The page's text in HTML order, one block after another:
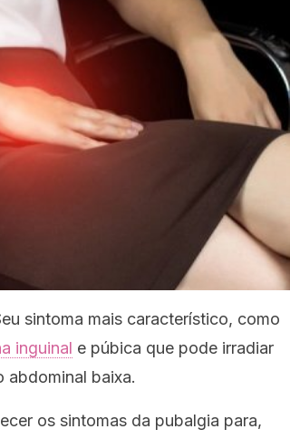
sintoma mais característico, como
inguinal e púbica que pode irradiar
abdominal baixa.
os sintomas da pubalgia para,